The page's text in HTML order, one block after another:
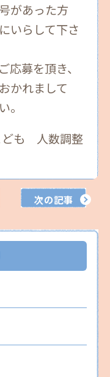
があった方
いらして下さ
応募を頂き、
かれまして
。
ども 人数調整
次の記事